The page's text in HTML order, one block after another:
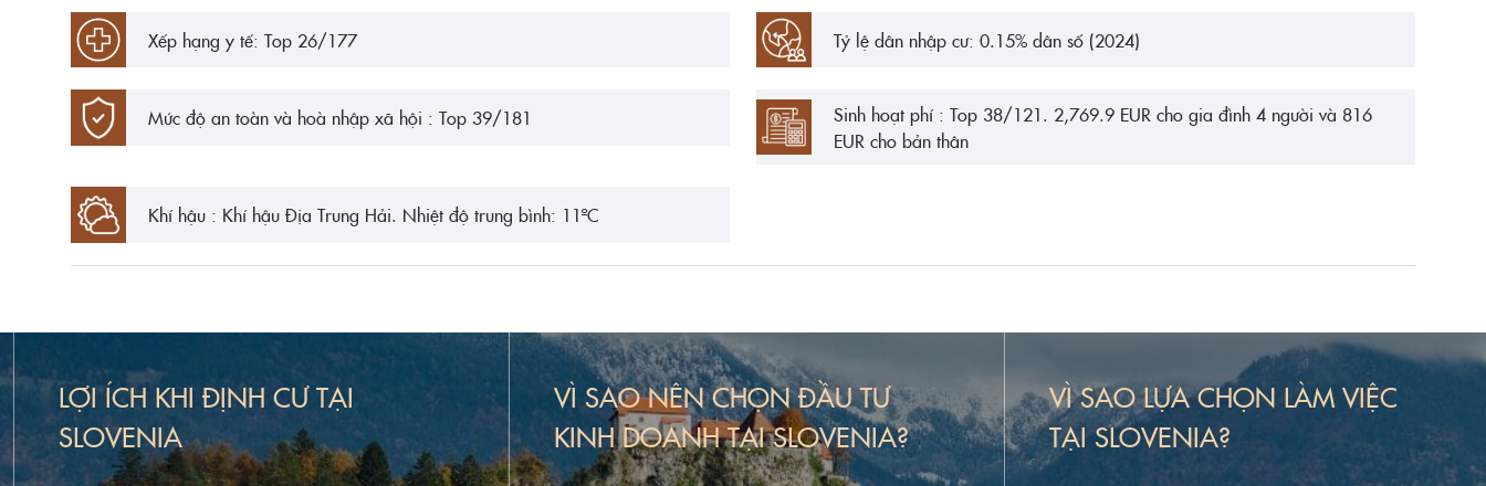
Xếp hạng y tế: Top 26/177 Tỷ lệ dân nhập cư: 0.15% dân số (2024)
Mức độ an toàn và hoà nhập xã hội : Top 39/181
Sinh hoạt phí : Top 38/121. 2,769.9 EUR cho gia đình 4 người và 816
EUR cho bản thân
Khí hậu : Khí hậu Địa Trung Hải. Nhiệt độ trung bình: 11ºC
LỢI ÍCH KHI ĐỊNH CƯ TẠI
SLOVENIA
VÌ SAO NÊN CHỌN ĐẦU TƯ
KINH DOANH TẠI SLOVENIA?
VÌ SAO LỰA CHỌN LÀM VIỆC
TẠI SLOVENIA?